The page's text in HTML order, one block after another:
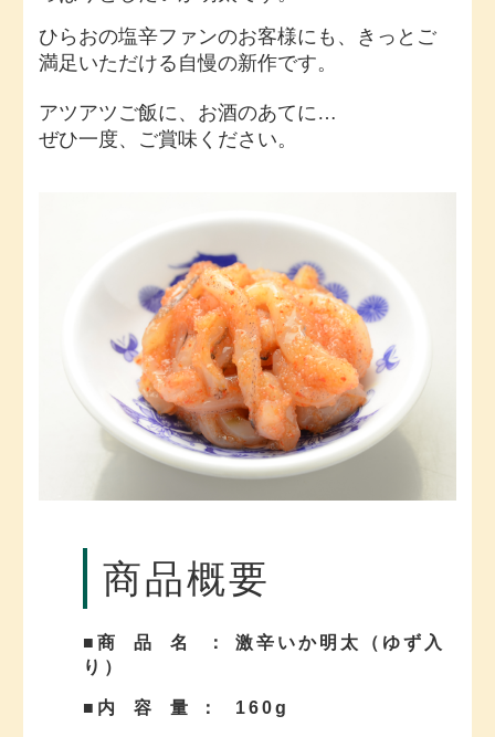
ひらおの塩辛ファンのお客様にも、きっとご
満足いただける自慢の新作です。
アツアツご飯に、お酒のあてに…
ぜひ一度、ご賞味ください。
商品概要
■商 品 名 ： 激辛いか明太（ゆず入
り）
■内 容 量 ： 160g